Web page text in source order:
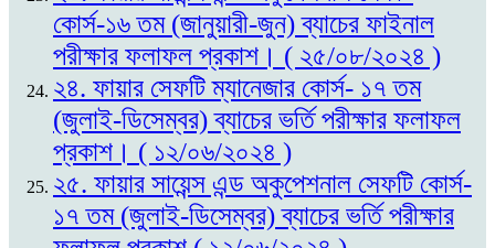
কোর্স-১৬ তম (জানুয়ারী-জুন) ব্যাচের ফাইনাল
পরীক্ষার ফলাফল প্রকাশ। ( ২৫/০৮/২০২৪ )
২৪. ফায়ার সেফটি ম্যানেজার কোর্স- ১৭ তম
(জুলাই-ডিসেম্বর) ব্যাচের ভর্তি পরীক্ষার ফলাফল
প্রকাশ। ( ১২/০৬/২০২৪ )
২৫. ফায়ার সায়েন্স এন্ড অকুপেশনাল সেফটি কোর্স-
১৭ তম (জুলাই-ডিসেম্বর) ব্যাচের ভর্তি পরীক্ষার